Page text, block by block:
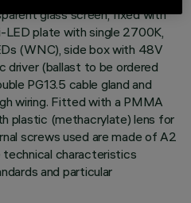
glass screen, fixed with
plate with single 2700K,
(WNC), side box with 48V
(ballast to be ordered
PG13.5 cable gland and
wiring. Fitted with a PMMA
plastic (methacrylate) lens for
screws used are made of A2
technical characteristics
and particular